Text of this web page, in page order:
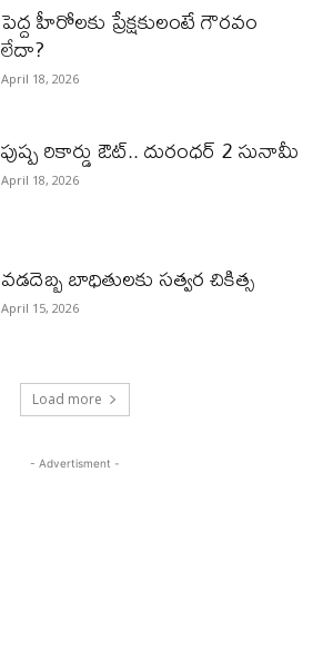
పెద్ద హీరోల‌కు ప్రేక్ష‌కులంటే గౌర‌వం
లేదా?
April 18, 2026
పుష్ప రికార్డు ఔట్‌.. దురంధ‌ర్ 2 సునామీ
April 18, 2026
వడదెబ్బ బాధితులకు సత్వర చికిత్స
April 15, 2026
Load more
- Advertisment -